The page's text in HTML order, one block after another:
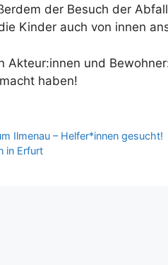
der Besuch der
Kinder auch von innen
Akteur:innen und
haben!
Ilmenau – Helfer*innen gesucht!
in Erfurt